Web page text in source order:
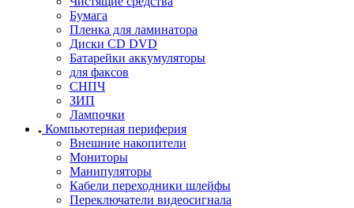
Бумага
Пленка для ламинатора
Диски CD DVD
Батарейки аккумуляторы
для факсов
СНПЧ
ЗИП
Лампочки
Компьютерная периферия
Внешние накопители
Мониторы
Манипуляторы
Кабели переходники шлейфы
Переключатели видеосигнала